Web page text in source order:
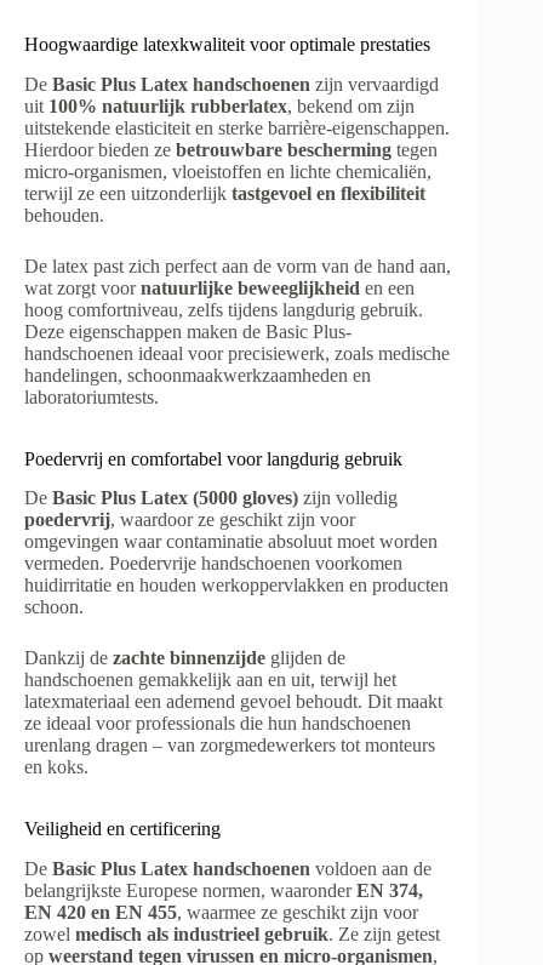
Hoogwaardige latexkwaliteit voor optimale prestaties
De Basic Plus Latex handschoenen zijn vervaardigd
uit 100% natuurlijk rubberlatex, bekend om zijn
uitstekende elasticiteit en sterke barrière-eigenschappen.
Hierdoor bieden ze betrouwbare bescherming tegen
micro-organismen, vloeistoffen en lichte chemicaliën,
terwijl ze een uitzonderlijk tastgevoel en flexibiliteit
behouden.
De latex past zich perfect aan de vorm van de hand aan,
wat zorgt voornatuurlijke beweeglijkheid en een
hoog comfortniveau, zelfs tijdens langdurig gebruik.
Deze eigenschappen maken de Basic Plus-
handschoenen ideaal voor precisiewerk, zoals medische
handelingen, schoonmaakwerkzaamheden en
laboratoriumtests.
Poedervrij en comfortabel voor langdurig gebruik
De Basic Plus Latex (5000 gloves) zijn volledig
poedervrij, waardoor ze geschikt zijn voor
omgevingen waar contaminatie absoluut moet worden
vermeden. Poedervrije handschoenen voorkomen
huidirritatie en houden werkoppervlakken en producten
schoon.
Dankzij de zachte binnenzijde glijden de
handschoenen gemakkelijk aan en uit, terwijl het
latexmateriaal een ademend gevoel behoudt. Dit maakt
ze ideaal voor professionals die hun handschoenen
urenlang dragen – van zorgmedewerkers tot monteurs
en koks.
Veiligheid en certificering
De Basic Plus Latex handschoenen voldoen aan de
belangrijkste Europese normen, waaronderEN 374,
EN 420 en EN 455, waarmee ze geschikt zijn voor
zowel medisch als industrieel gebruik. Ze zijn getest
op weerstand tegen virussen en micro-organismen,